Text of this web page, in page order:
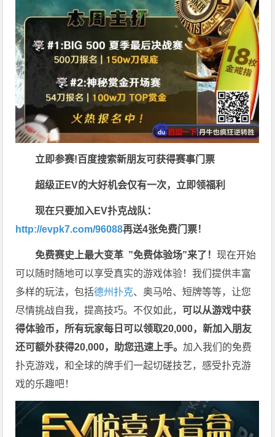
立即参赛!百度搜索新朋友可获得赛事门票
超级正EV的大好机会仅有一次，立即领福利
现在只要加入EV扑克战队：
http://evpk7.com/96088再送4张免费门票！
免费赛史上最大变革 ”免费体验场”来了！现在开始
可以随时随地可以享受真实的游戏体验！我们提供丰富
多样的玩法，包括德州扑克、奥马哈、短牌等等，让您
尽情挑战自我，提高技巧。不仅如此， 可以从游戏中获
得体验币，所有玩家每日可以领取20,000，新加入朋友
还可额外获得20,000，助您迅速上手。加入我们的免费
扑克游戏，和全球的牌手们一起切磋技艺，感受扑克游
戏的乐趣吧！